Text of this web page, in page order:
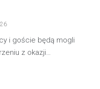
i goście będą mogli
z okazji…